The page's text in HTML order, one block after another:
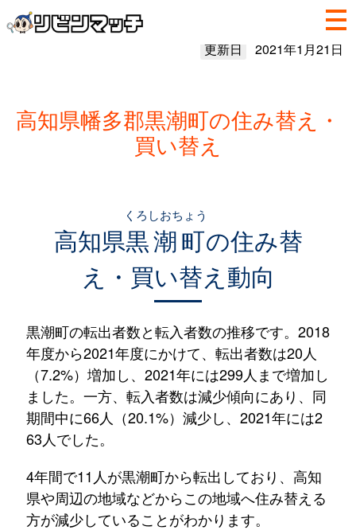
更新日 2021年1月21日
高知県幡多郡黒潮町の住み替え・
買い替え
高知県黒潮町
くろしおちょう
の住み替
え・買い替え動向
黒潮町の転出者数と転入者数の推移です。2018
年度から2021年度にかけて、転出者数は20人
（7.2%）増加し、2021年には299人まで増加し
ました。一方、転入者数は減少傾向にあり、同
期間中に66人（20.1%）減少し、2021年には2
63人でした。
4年間で11人が黒潮町から転出しており、高知
県や周辺の地域などからこの地域へ住み替える
方が減少していることがわかります。